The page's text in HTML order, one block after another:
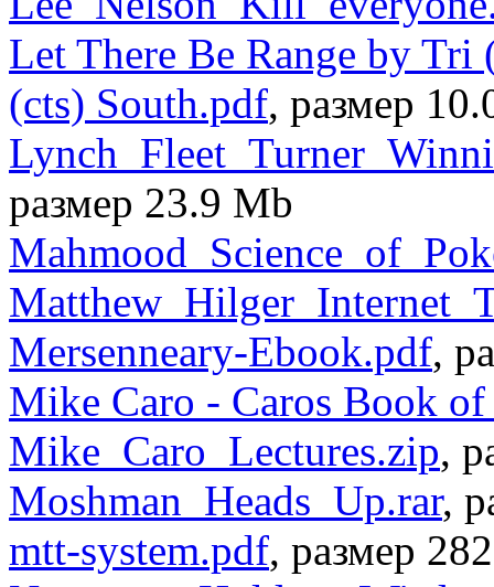
Let There Be Range by
(cts) South.pdf, размер
размер 23.9 Mb
Mersenneary-Ebook.pdf,
Mike Caro - Caros Book
Mike_Caro_Lectures.zip,
Moshman_Heads_Up.rar,
mtt-system.pdf, размер